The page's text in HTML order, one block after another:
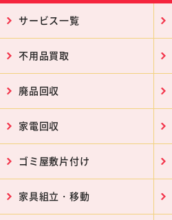
サービス一覧
不用品買取
廃品回収
家電回収
ゴミ屋敷片付け
家具組立・移動